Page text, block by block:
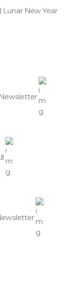
Lunar New Year
Newsletter